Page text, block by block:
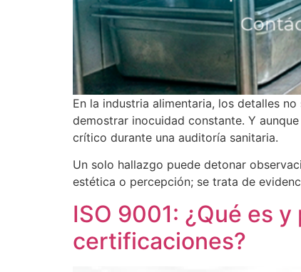
En la industria alimentaria, los detalles
demostrar inocuidad constante. Y
crítico durante una auditoría sanitaria.
Un solo hallazgo puede detonar
estética o percepción; se trata de
ISO 9001: ¿Qué es
certificaciones?